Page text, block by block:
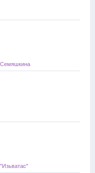
Семяшкина